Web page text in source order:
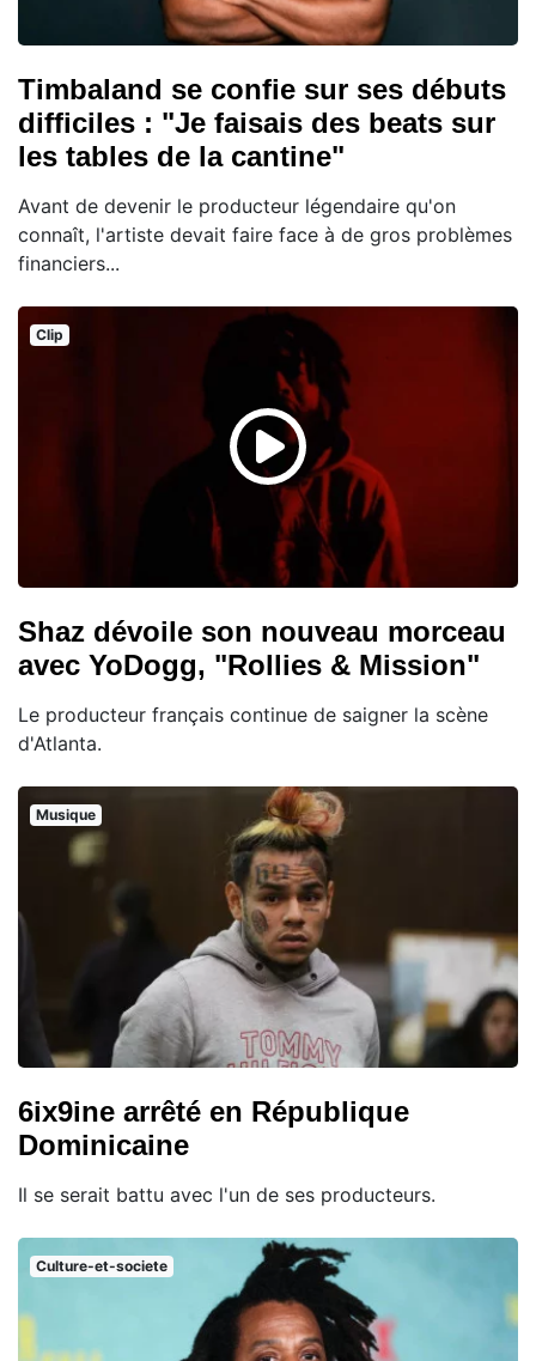
Timbaland se confie sur ses débuts
difficiles : "Je faisais des beats sur
les tables de la cantine"
Avant de devenir le producteur légendaire qu'on
connaît, l'artiste devait faire face à de gros problèmes
financiers...
Clip
Shaz dévoile son nouveau morceau
avec YoDogg, "Rollies & Mission"
Le producteur français continue de saigner la scène
d'Atlanta.
Musique
6ix9ine arrêté en République
Dominicaine
Il se serait battu avec l'un de ses producteurs.
Culture-et-societe